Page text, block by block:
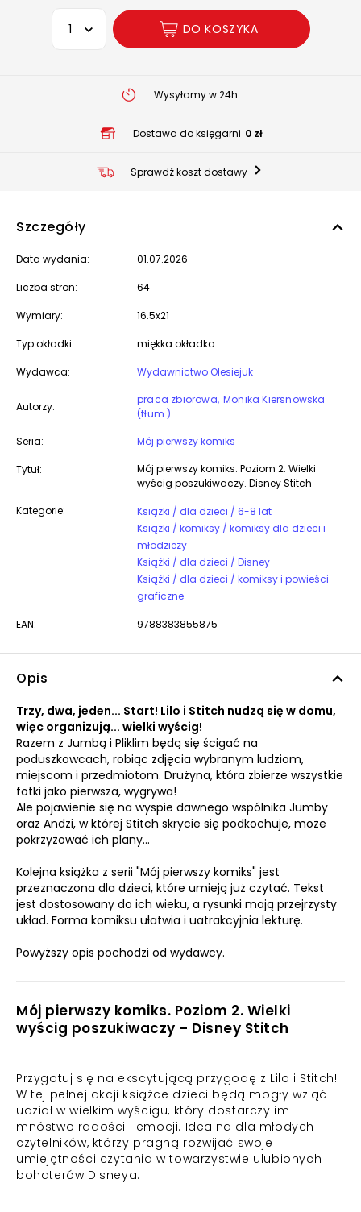
Wybierz opcję
DO KOSZYKA
Wysyłamy w 24h
Dostawa do księgarni 0 zł
Sprawdź koszt dostawy
Szczegóły
Data wydania: 01.07.2026
Liczba stron: 64
Wymiary: 16.5x21
Typ okładki: miękka okładka
Wydawca: Wydawnictwo Olesiejuk
Autorzy:
praca zbiorowa Monika Kiersnowska
(tłum.)
Seria:
Mój pierwszy komiks
Tytuł:
Mój pierwszy komiks. Poziom 2. Wielki
wyścig poszukiwaczy. Disney Stitch
Kategorie:
Książki / dla dzieci / 6-8 lat
Książki / komiksy / komiksy dla dzieci i
młodzieży
Książki / dla dzieci / Disney
Książki / dla dzieci / komiksy i powieści
graficzne
EAN: 9788383855875
Opis
Trzy, dwa, jeden... Start! Lilo i Stitch nudzą się w domu,
więc organizują... wielki wyścig!
Razem z Jumbą i Pliklim będą się ścigać na
poduszkowcach, robiąc zdjęcia wybranym ludziom,
miejscom i przedmiotom. Drużyna, która zbierze wszystkie
fotki jako pierwsza, wygrywa!
Ale pojawienie się na wyspie dawnego wspólnika Jumby
oraz Andzi, w której Stitch skrycie się podkochuje, może
pokrzyżować ich plany...
Kolejna książka z serii "Mój pierwszy komiks" jest
przeznaczona dla dzieci, które umieją już czytać. Tekst
jest dostosowany do ich wieku, a rysunki mają przejrzysty
układ. Forma komiksu ułatwia i uatrakcyjnia lekturę.
Powyższy opis pochodzi od wydawcy.
Mój pierwszy komiks. Poziom 2. Wielki
wyścig poszukiwaczy – Disney Stitch
Przygotuj się na ekscytującą przygodę z Lilo i Stitch!
W tej pełnej akcji książce dzieci będą mogły wziąć
udział w wielkim wyścigu, który dostarczy im
mnóstwo radości i emocji. Idealna dla młodych
czytelników, którzy pragną rozwijać swoje
umiejętności czytania w towarzystwie ulubionych
bohaterów Disneya.